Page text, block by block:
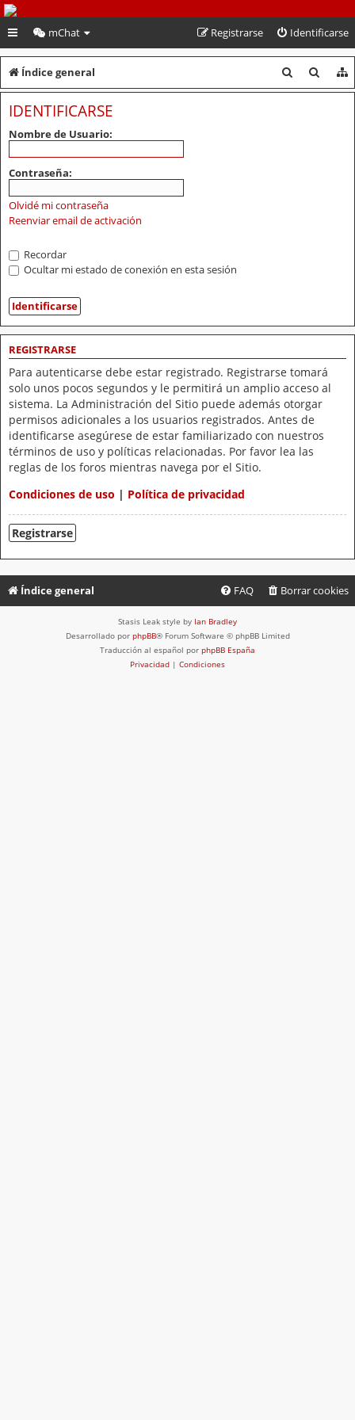
PeruVoley.com
mChat Identificarse
Registrarse
Índice general
u
u
IDENTIFICARSE
Nombre de Usuario:
Contraseña:
Olvidé mi contraseña
Reenviar email de activación
Recordar
Ocultar mi estado de conexión en esta sesión
REGISTRARSE
Para autenticarse debe estar registrado. Registrarse tomará
solo unos pocos segundos y le permitirá un amplio acceso al
sistema. La Administración del Sitio puede además otorgar
permisos adicionales a los usuarios registrados. Antes de
identificarse asegúrese de estar familiarizado con nuestros
términos de uso y políticas relacionadas. Por favor lea las
reglas de los foros mientras navega por el Sitio.
Condiciones de uso | Política de privacidad
Registrarse
Índice general Borrar cookies
FAQ
Stasis Leak style by Ian Bradley
Desarrollado por phpBB® Forum Software © phpBB Limited
Traducción al español por phpBB España
Privacidad | Condiciones